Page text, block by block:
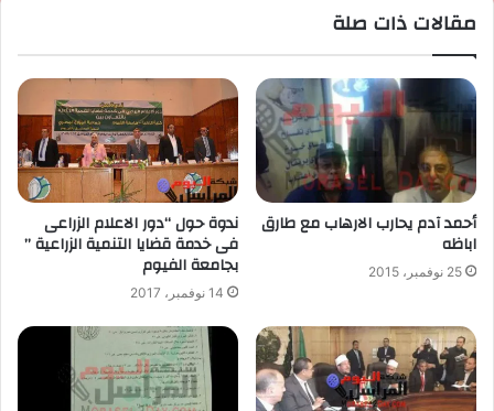
مقالات ذات صلة
أحمد آدم يحارب الارهاب مع طارق
اباظه
25 نوفمبر، 2015
ندوة حول “دور الاعلام الزراعى
فى خدمة قضايا التنمية الزراعية ”
بجامعة الفيوم
14 نوفمبر، 2017